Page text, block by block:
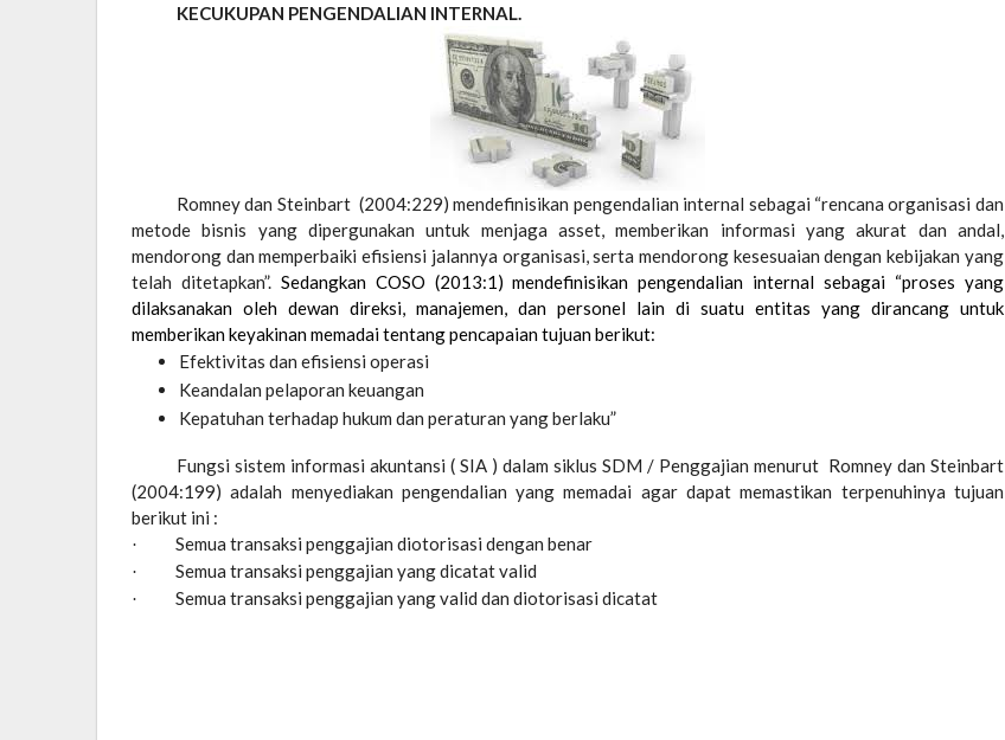
KECUKUPAN PENGENDALIAN INTERNAL.
Romney dan Steinbart (2004:229) mendefinisikan pengendalian internal sebagai “rencana organisasi dan
metode bisnis yang dipergunakan untuk menjaga asset, memberikan informasi yang akurat dan andal,
mendorong dan memperbaiki efisiensi jalannya organisasi, serta mendorong kesesuaian dengan kebijakan yang
telah ditetapkan”. Sedangkan COSO (2013:1) mendefinisikan pengendalian internal sebagai “proses yang
dilaksanakan oleh dewan direksi, manajemen, dan personel lain di suatu entitas yang dirancang untuk
memberikan keyakinan memadai tentang pencapaian tujuan berikut:
Efektivitas dan efisiensi operasi
Keandalan pelaporan keuangan
Kepatuhan terhadap hukum dan peraturan yang berlaku”
Fungsi sistem informasi akuntansi ( SIA ) dalam siklus SDM / Penggajian menurut Romney dan Steinbart
(2004:199) adalah menyediakan pengendalian yang memadai agar dapat memastikan terpenuhinya tujuan
berikut ini :
· Semua transaksi penggajian diotorisasi dengan benar
· Semua transaksi penggajian yang dicatat valid
· Semua transaksi penggajian yang valid dan diotorisasi dicatat